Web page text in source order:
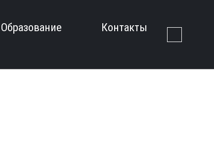
Образование Контакты